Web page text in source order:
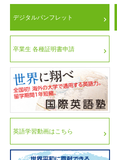
デジタルパンフレット
卒業生 各種証明書申請
英語学習動画はこちら